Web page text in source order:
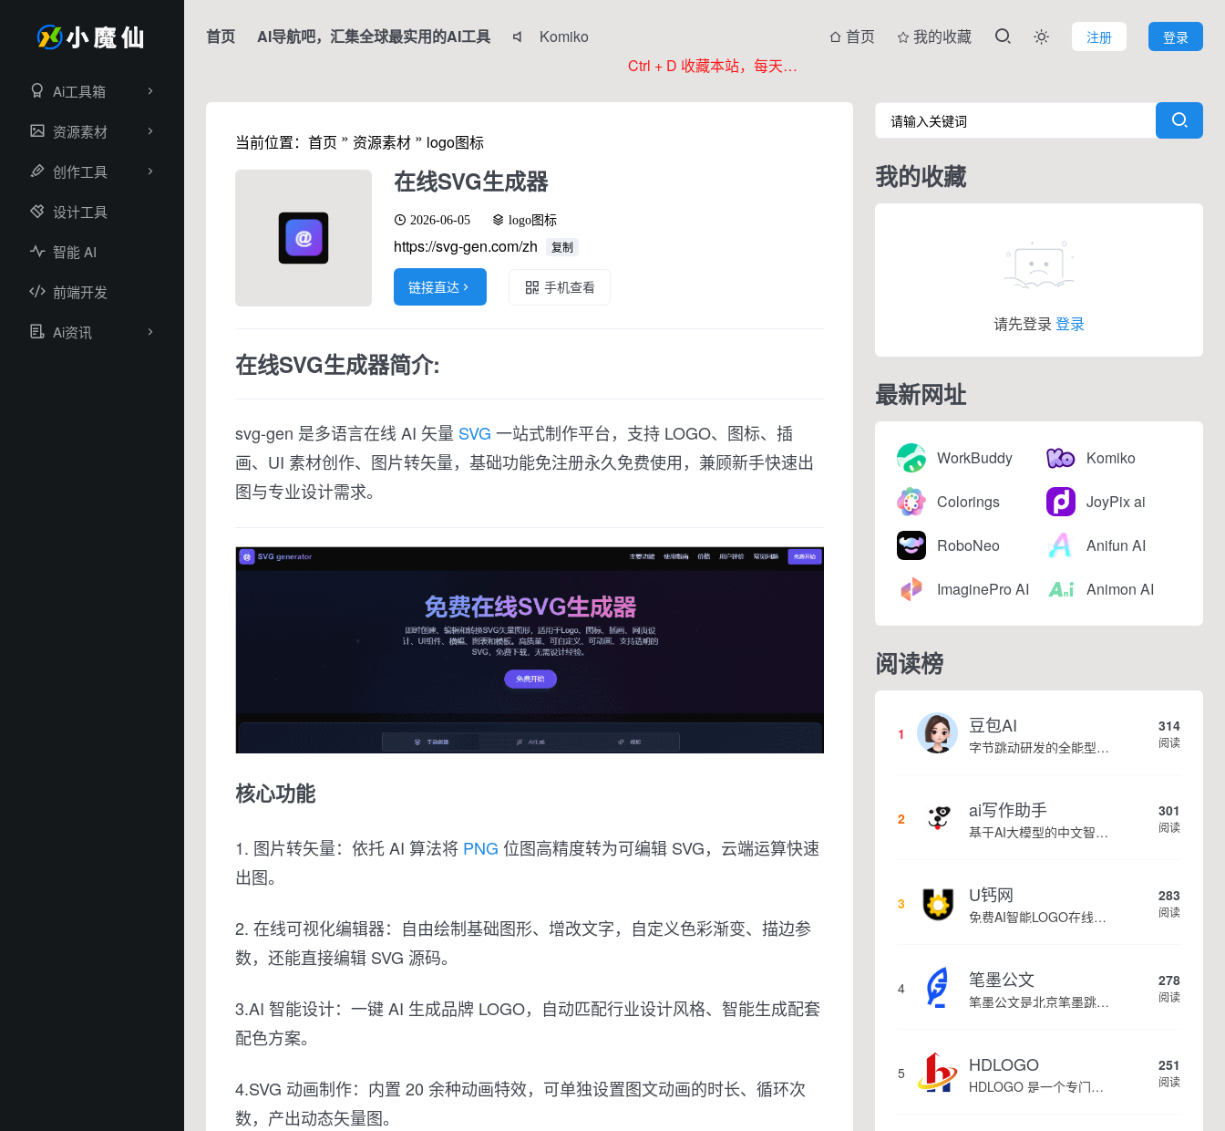
Ai工具箱
资源素材
创作工具
设计工具
智能 AI
前端开发
Ai资讯
首页 AI导航吧，汇集全球最实用的AI工具 
Komiko
登录
注册

首页
我的收藏
Ctrl + D 收藏本站，每天更新好站！
当前位置： 首页 » 资源素材 » logo图标
在线SVG生成器
2026-06-05 logo图标
https://svg-gen.com/zh 复制
链接直达  手机查看
在线SVG生成器简介:
svg-gen 是多语言在线 AI 矢量 SVG 一站式制作平台，支持 LOGO、图标、插
画、UI 素材创作、图片转矢量，基础功能免注册永久免费使用，兼顾新手快速出
图与专业设计需求。
核心功能
1. 图片转矢量：依托 AI 算法将 PNG 位图高精度转为可编辑 SVG，云端运算快速
出图。
2. 在线可视化编辑器：自由绘制基础图形、增改文字，自定义色彩渐变、描边参
数，还能直接编辑 SVG 源码。
3.AI 智能设计：一键 AI 生成品牌 LOGO，自动匹配行业设计风格、智能生成配套
配色方案。
4.SVG 动画制作：内置 20 余种动画特效，可单独设置图文动画的时长、循环次
数，产出动态矢量图。
我的收藏
请先登录 登录
最新网址
WorkBuddy Komiko
Colorings JoyPix ai
RoboNeo Anifun AI
ImaginePro AI Animon AI
阅读榜
1 豆包AI
字节跳动研发的全能型AI智能助手，提供智能对话、知识问答、内容创作、学习办公等一站式AI服务
314
阅读
2 ai写作助手
基于AI大模型的中文智能写作工具，面向学生、自媒体、职场人士提供一站式文本创作服务 核心定位 AI写作助手是依托人工智能技术打造的创作辅助平台，专注中文文本生成与优化，帮助用户快速完成各类文案、文章、论文等内容创作，提升写作效率 核心功能 ...
301
阅读
3 U钙网
免费AI智能LOGO在线设计制作平台
283
阅读
4 笔墨公文
笔墨公文是北京笔墨跳动科技旗下垂直公文赛道 AIGC 创作平台，深耕体制公文专业场景，依托海量标准公文语料训练专属大模型。平台整合 AI 公文生成、全维度智能校对、范文库、实时更新素材库、标准化公文模板五大核心板块，兼顾公文快速撰写、文稿合...
278
阅读
5 HDLOGO
HDLOGO 是一个专门整理矢量标志和图标的网站，提供各类品牌和公司的矢量标志下载服务，主要面向设计师、营销人员和企业用户，帮他们获取高质量的品牌标识资源。
251
阅读